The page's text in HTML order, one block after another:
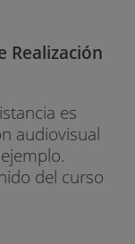
Realización
es
audiovisual
del curso